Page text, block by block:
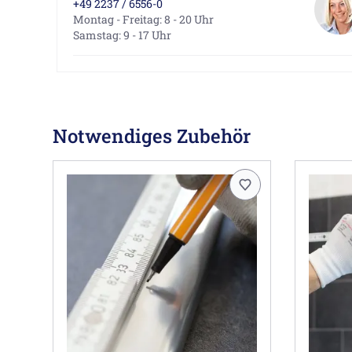
+49 2237 / 6556-0
Montag - Freitag: 8 - 20 Uhr
Samstag: 9 - 17 Uhr
Notwendiges Zubehör